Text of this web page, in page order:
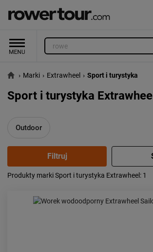
› Marki › Extrawheel › Sport i turystyka
Sport i turystyka Extrawheel
Outdoor
Popularność:
Produkty marki Sport i turystyka Extrawheel : 1